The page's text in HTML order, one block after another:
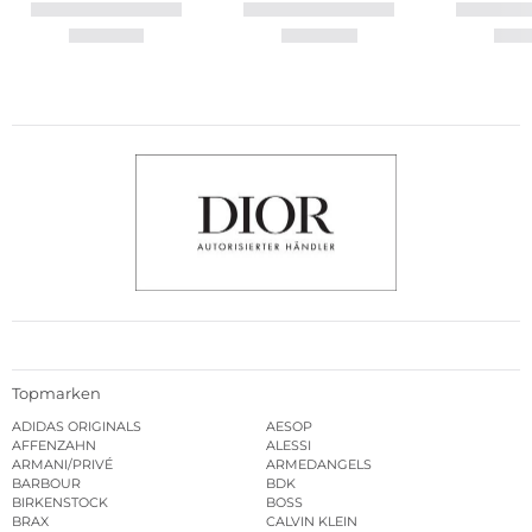
Topmarken
ADIDAS ORIGINALS
AESOP
AFFENZAHN
ALESSI
ARMANI/PRIVÉ
ARMEDANGELS
BARBOUR
BDK
BIRKENSTOCK
BOSS
BRAX
CALVIN KLEIN